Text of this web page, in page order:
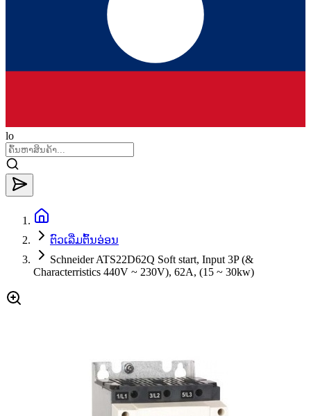
lo
ຕົວເລີ່ມຕົ້ນອ່ອນ
Schneider ATS22D62Q Soft start, Input 3P (&
Characterristics 440V ~ 230V), 62A, (15 ~ 30kw)